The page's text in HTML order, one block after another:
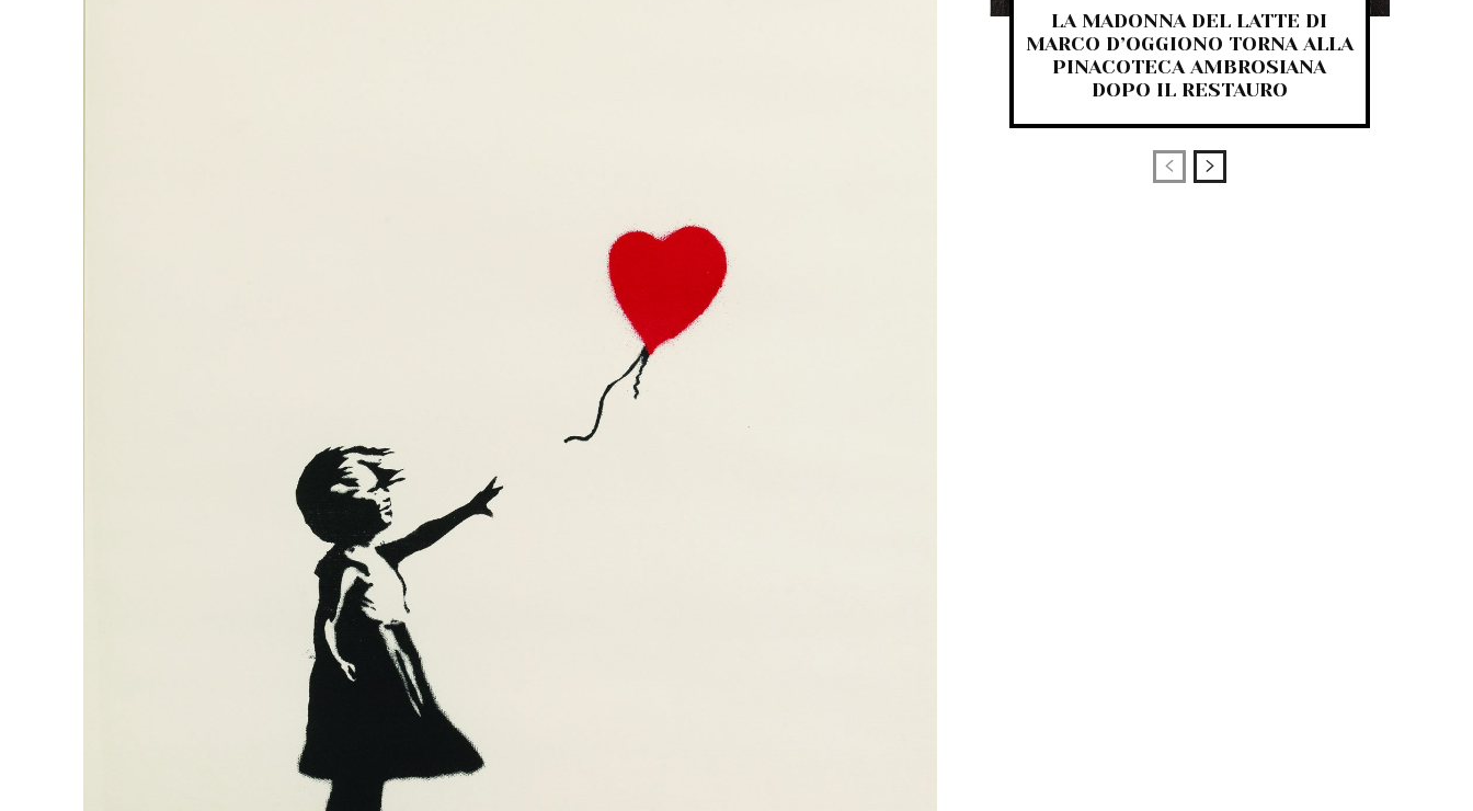
LA MADONNA DEL LATTE DI
MARCO D’OGGIONO TORNA ALLA
PINACOTECA AMBROSIANA
DOPO IL RESTAURO